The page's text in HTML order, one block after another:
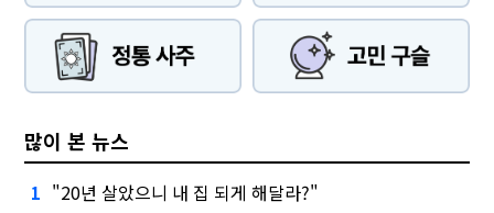
많이 본 뉴스
1 "20년 살았으니 내 집 되게 해달라?"